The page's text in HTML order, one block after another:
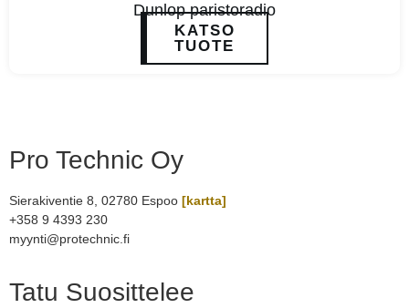
Dunlop paristoradio
KATSO
TUOTE
Pro Technic Oy
Sierakiventie 8, 02780 Espoo [kartta]
+358 9 4393 230
myynti@protechnic.fi
Tatu Suosittelee